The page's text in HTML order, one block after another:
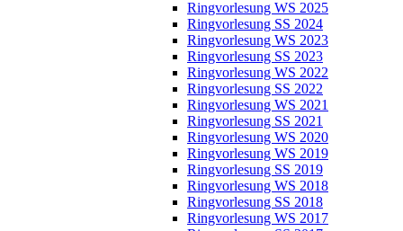
Ringvorlesung WS 2025
Ringvorlesung SS 2024
Ringvorlesung WS 2023
Ringvorlesung SS 2023
Ringvorlesung WS 2022
Ringvorlesung SS 2022
Ringvorlesung WS 2021
Ringvorlesung SS 2021
Ringvorlesung WS 2020
Ringvorlesung WS 2019
Ringvorlesung SS 2019
Ringvorlesung WS 2018
Ringvorlesung SS 2018
Ringvorlesung WS 2017